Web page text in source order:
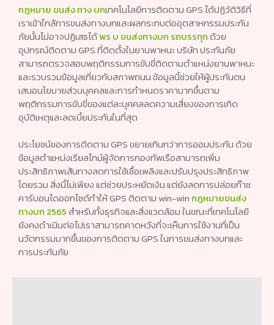
กฎหมาย ขนส่ง ทาง บกเทคโนโลยีการติดตาม GPS ได้ปฏิวัติวิธีที่
เราเข้าใกล้การขนส่งทางบกและผลกระทบต่ออุตสาหกรรมประกัน
ภัยนั้นไม่อาจปฏิเสธได้พร บ ขนส่งทางบก รถบรรทุกด้วย
อุปกรณ์ติดตาม GPS ที่ติดตั้งในยานพาหนะ บริษัท ประกันภัย
สามารถตรวจสอบพฤติกรรมการขับขี่ติดตามตำแหน่งยานพาหนะ
และรวบรวมข้อมูลเกี่ยวกับสภาพถนน ข้อมูลนี้ช่วยให้ผู้ประกันตน
เสนอนโยบายส่วนบุคคลและการกำหนดราคามากขึ้นตาม
พฤติกรรมการขับขี่ของแต่ละบุคคลลดความเสี่ยงของการเกิด
อุบัติเหตุและลดเบี้ยประกันในที่สุด
ประโยชน์ของการติดตาม GPS ขยายเกินกว่าการออมประกัน ด้วย
ข้อมูลตำแหน่งเรียลไทม์ผู้จัดการกองทัพเรือสามารถเพิ่ม
ประสิทธิภาพเส้นทางลดการใช้เชื้อเพลิงและปรับปรุงประสิทธิภาพ
โดยรวม สิ่งนี้ไม่เพียง แต่ช่วยประหยัดเงิน แต่ยังลดการปล่อยก๊าซ
คาร์บอนไดออกไซด์ทำให้ GPS ติดตาม win-winกฎหมายขนส่ง
ทางบก 2565สำหรับทั้งธุรกิจและสิ่งแวดล้อม ในขณะที่เทคโนโลยี
ยังคงดำเนินต่อไปเราสามารถคาดหวังที่จะเห็นการใช้งานที่เป็น
นวัตกรรมมากขึ้นของการติดตาม GPS ในการขนส่งทางบกและ
การประกันภัย